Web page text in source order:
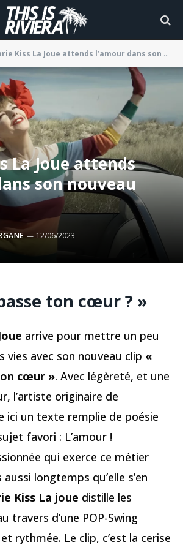
Kiss La Joue attends l’amour dans son nouveau clip…
La Joue attends
son nouveau
12/06/2023
ton cœur ? »
arrive pour mettre un peu
vies avec son nouveau clip «
cœur ». Avec légèreté, et une
l’artiste originaire de
ici un texte remplie de poésie
favori : L’amour !
qui exerce ce métier
longtemps qu’elle s’en
Kiss La joue distille les
travers d’une POP-Swing
rythmée. Le clip, c’est la cerise